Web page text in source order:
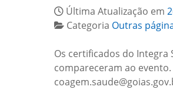
Última Atualização em
Categoria Outras
Os certificados do Integra
compareceram ao